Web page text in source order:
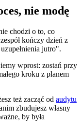
nie modę
chodzi o to, co
kończy dzień z
jutro".
wprost: zostań przy
kroku z planem
też zacząć od audytu
zbudujesz własny
by była